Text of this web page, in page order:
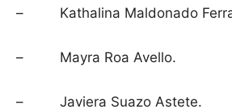
– Kathalina Maldonado
– Mayra Roa Avello.
– Javiera Suazo Astete.